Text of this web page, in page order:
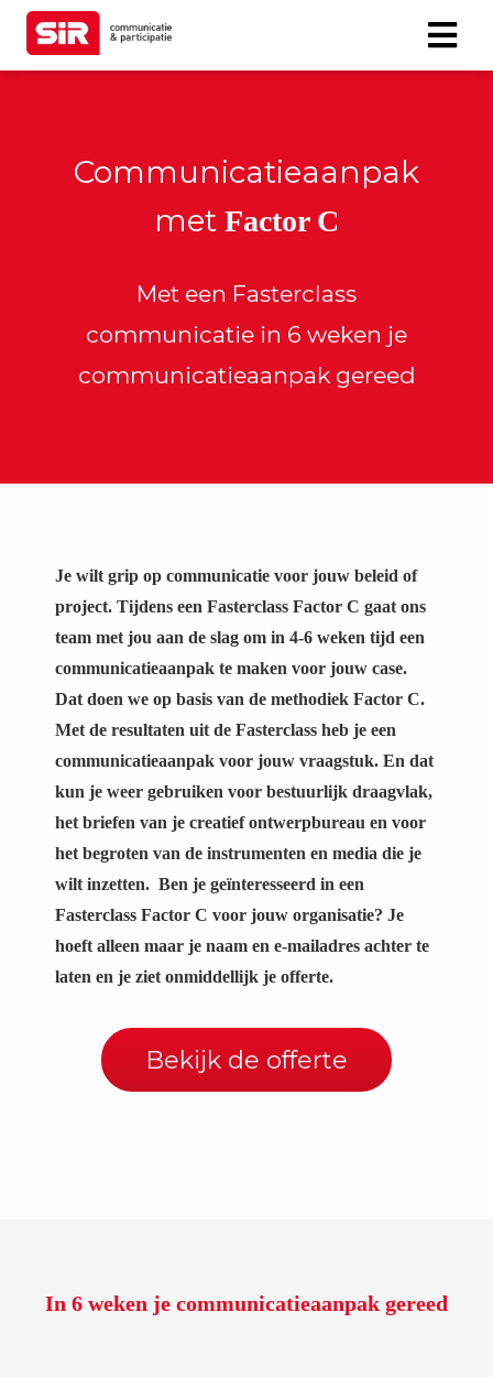
Communicatieaanpak
met Factor C
Met een Fasterclass
communicatie in 6 weken je
communicatieaanpak gereed
Je wilt grip op communicatie voor jouw beleid of
project. Tijdens een Fasterclass Factor C gaat ons
team met jou aan de slag om in 4-6 weken tijd een
communicatieaanpak te maken voor jouw case.
Dat doen we op basis van de methodiek Factor C.
Met de resultaten uit de Fasterclass heb je een
communicatieaanpak voor jouw vraagstuk. En dat
kun je weer gebruiken voor bestuurlijk draagvlak,
het briefen van je creatief ontwerpbureau en voor
het begroten van de instrumenten en media die je
wilt inzetten. Ben je geïnteresseerd in een
Fasterclass Factor C voor jouw organisatie? Je
hoeft alleen maar je naam en e-mailadres achter te
laten en je ziet onmiddellijk je offerte.
Bekijk de offerte
In 6 weken je communicatieaanpak gereed